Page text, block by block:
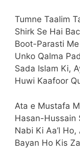
Tumne Taalim
Shirk Se Hai
Boot-Parasti
Unko Qalma
Sada Islam Ki,
Huwi Kaafoor
Ata e Mustafa
Hasan-Hussain
Nabi Ki Aa’l
Bayan Ho Kis